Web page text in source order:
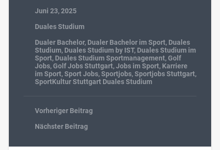
Juni 23, 2025
Duales Studium
Dualer Bachelor, Dualer Bachelor im Sport, Duales
Studium, Duales Studium by IST, Duales Studium im
Sport, Duales Studium Sportmanagement,Golf
Jobs,Golf Jobs Stuttgart,Jobs im Sport, Karriere
im Sport,Sport Jobs,Sportjobs,Sportjobs Stuttgart,
SportKultur Stuttgart Duales Studium
Vorheriger Beitrag
Nächster Beitrag